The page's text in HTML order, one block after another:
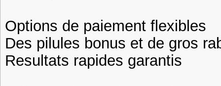
Options de paiement flexibles
Des pilules bonus et de gros
Resultats rapides garantis